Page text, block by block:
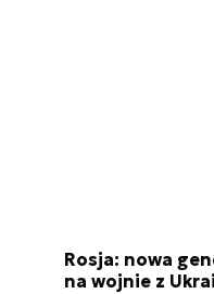
Rosja: nowa
na wojnie z